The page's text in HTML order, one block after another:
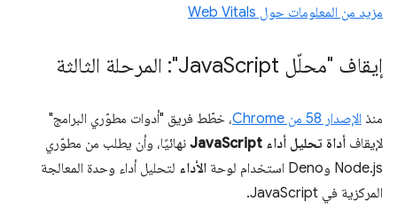
مزيد من المعلومات حول Web Vitals
إيقاف "محلّل Java Script": المرحلة الثالثة
منذ الإصدار 58 من Chrome
، خطّط فريق "أدوات مطوّري البرامج"
لإيقاف أداة تحليل أداء JavaScript
نهائيًا، وأن يطلب من مطوّري
Node.js وDeno استخدام لوحة
الأداء لتحليل أداء وحدة المعالجة
المركزية في JavaScript.